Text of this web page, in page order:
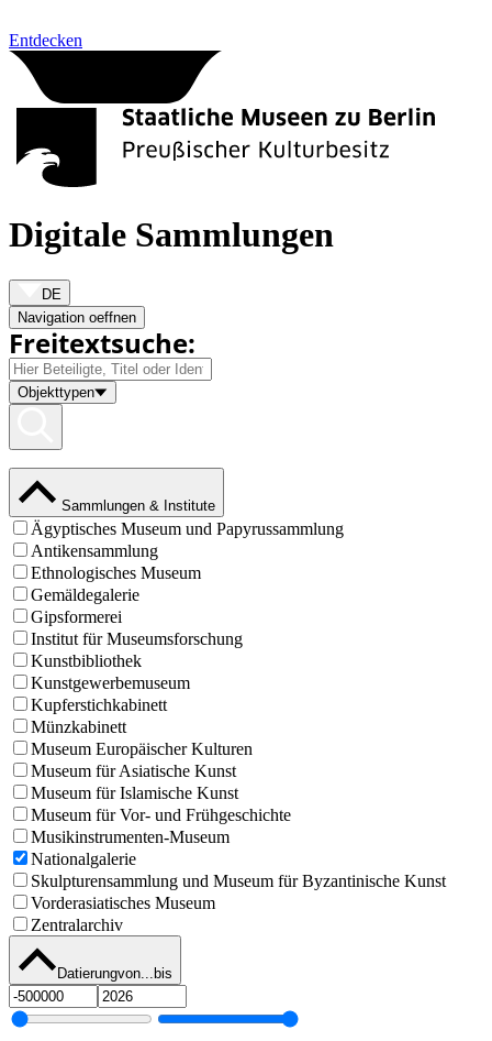
Entdecken
Digitale Sammlungen
DE
Navigation oeffnen
Freitextsuche:
Objekttypen
Zu den Suchergebnissen springen
Sammlungen & Institute
Ägyptisches Museum und Papyrussammlung
Antikensammlung
Ethnologisches Museum
Gemäldegalerie
Gipsformerei
Institut für Museumsforschung
Kunstbibliothek
Kunstgewerbemuseum
Kupferstichkabinett
Münzkabinett
Museum Europäischer Kulturen
Museum für Asiatische Kunst
Museum für Islamische Kunst
Museum für Vor- und Frühgeschichte
Musikinstrumenten-Museum
Nationalgalerie
Skulpturensammlung und Museum für Byzantinische Kunst
Vorderasiatisches Museum
Zentralarchiv
Datierungvon...bis